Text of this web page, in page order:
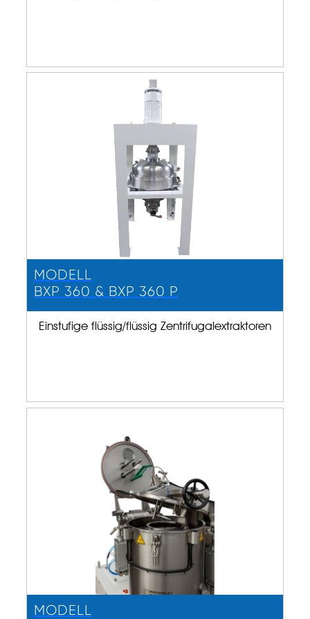
MODELL
BXP 360 & BXP 360 P
Einstufige flüssig/flüssig Zentrifugalextraktoren
MODELL